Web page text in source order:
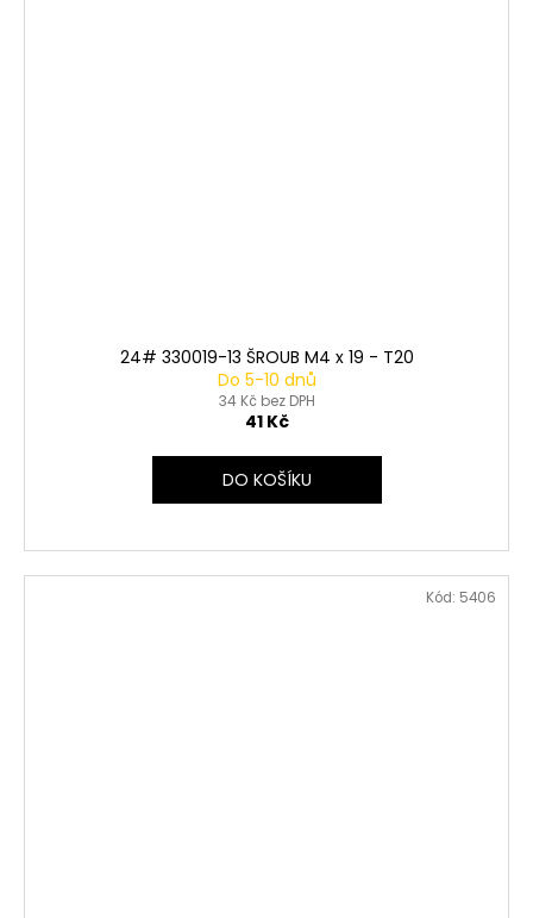
24# 330019-13 ŠROUB M4 x 19 - T20
Do 5-10 dnů
34 Kč bez DPH
41 Kč
DO KOŠÍKU
Kód: 5406